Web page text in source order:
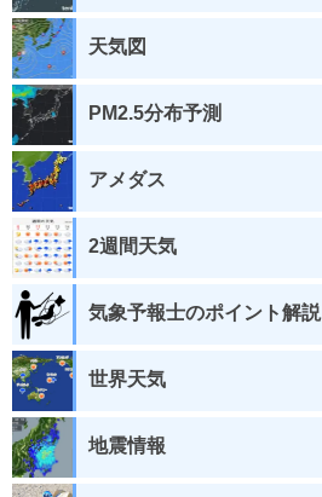
天気図
PM2.5分布予測
アメダス
2週間天気
気象予報士のポイント解説
世界天気
地震情報